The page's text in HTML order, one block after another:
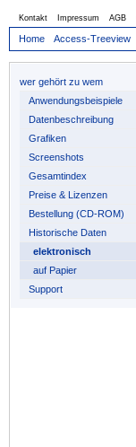
Kontakt Impressum AGB
Home Access-Treeview
wer gehört zu wem
Anwendungsbeispiele
Datenbeschreibung
Grafiken
Screenshots
Gesamtindex
Preise & Lizenzen
Bestellung (CD-ROM)
Historische Daten
elektronisch
auf Papier
Support